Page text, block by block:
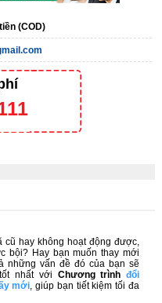
(COD)
cũ hay không hoạt động được,
bội? Hay bạn muốn thay mới
những vấn đề đó của bạn sẽ
nhất với Chương trình đổi
mới, giúp bạn tiết kiệm tối đa